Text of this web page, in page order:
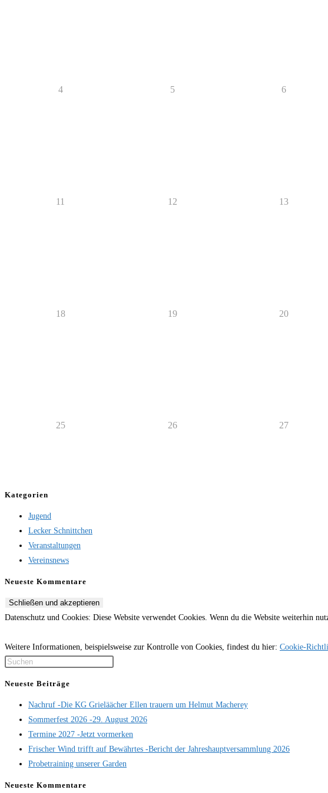
4 5 6
11 12 13
18 19 20
25 26 27
Kategorien
Jugend
Lecker Schnittchen
Veranstaltungen
Vereinsnews
Neueste Kommentare
Datenschutz und Cookies: Diese Website verwendet Cookies. Wenn du die Website weiterhin
Weitere Informationen, beispielsweise zur Kontrolle von Cookies, findest du hier: Cookie-
close
the
search
panel.
Neueste Beiträge
Nachruf -Die KG Grieläächer Ellen trauern um Helmut Macherey
Sommerfest 2026 -29. August 2026
Termine 2027 -Jetzt vormerken
Frischer Wind trifft auf Bewährtes -Bericht der Jahreshauptversammlung 2026
Probetraining unserer Garden
Neueste Kommentare